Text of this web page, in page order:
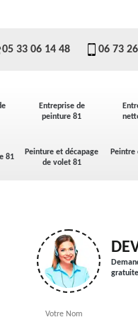
Entreprise de
peinture 81
81
Peinture et décapage
de volet 81
05 33 06 14 48 06 73